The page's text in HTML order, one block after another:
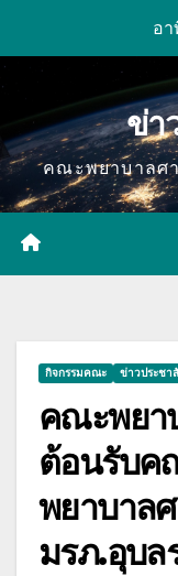
อา
ข่า
คณะพยาบาลศ
กิจกรรมคณะ ข่าวประชา
คณะพยา
ต้อนรับค
พยาบาล
มรภ.อุบล